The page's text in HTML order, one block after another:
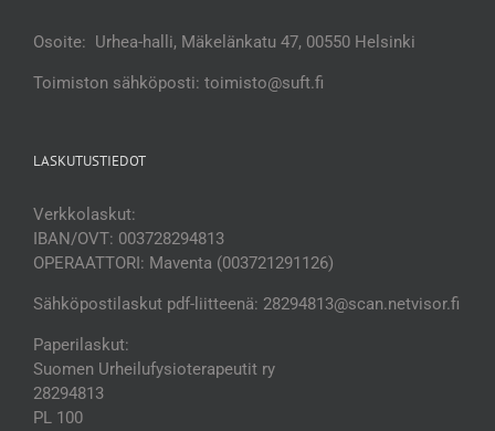
Osoite: Urhea-halli, Mäkelänkatu 47, 00550 Helsinki
Toimiston sähköposti: toimisto@suft.fi
LASKUTUSTIEDOT
Verkkolaskut:
IBAN/OVT: 003728294813
OPERAATTORI: Maventa (003721291126)
Sähköpostilaskut pdf-liitteenä: 28294813@scan.netvisor.fi
Paperilaskut:
Suomen Urheilufysioterapeutit ry
28294813
PL 100